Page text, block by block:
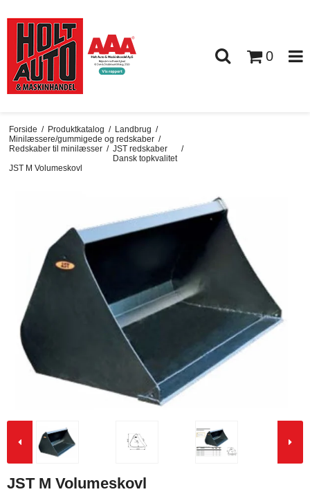
0
Forside / Produktkatalog / Landbrug /
Minilæssere/gummigede og redskaber /
Redskaber til minilæsser / JST redskaber
Dansk topkvalitet
/
JST M Volumeskovl
JST M Volumeskovl